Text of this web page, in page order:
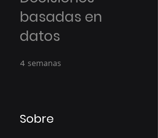
basadas en
datos
4 semanas
Sobre